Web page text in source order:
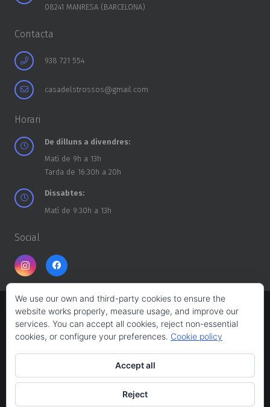
08241 MANRESA (BARCELONA)
Contacta
938 721 554
casadelstrossos@gmail.com
Horari
De dilluns a divendres:
Matí de 9h a 13h
Tarda de 16:30h a 20h
Dissabtes:
Matí de 9:30h a 13h
Social
Copyright ©CASA DELS TROSSOS 2026
Avís legal
We use our own and third-party cookies to ensure the
website works properly, measure usage, and improve our
services. You can accept all cookies, reject non-essential
cookies, or configure your preferences. Cookie policy
Accept all
Reject